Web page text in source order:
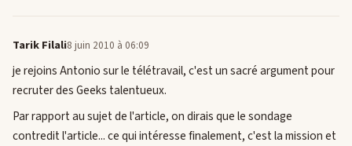
Tarik Filali8 juin 2010 à 06:09
je rejoins Antonio sur le télétravail, c'est un sacré argument pour
recruter des Geeks talentueux.
Par rapport au sujet de l'article, on dirais que le sondage
contredit l'article... ce qui intéresse finalement, c'est la mission et